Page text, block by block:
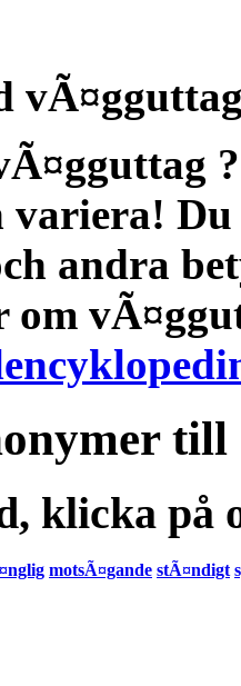
variera!
andra
om
klicka på
motsÃ¤gande stÃ¤ndigt